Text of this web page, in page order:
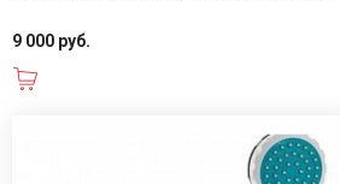
9 000 руб.